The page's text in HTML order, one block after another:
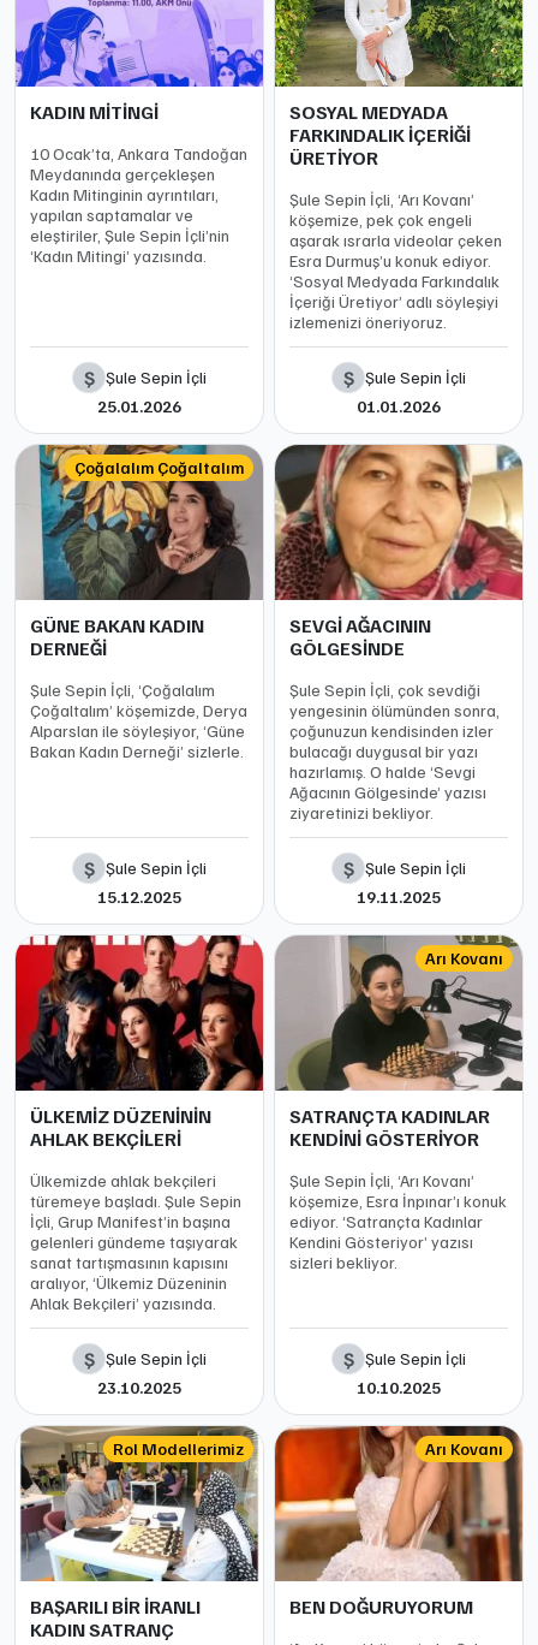
KADIN MİTİNGİ
10 Ocak’ta, Ankara Tandoğan
Meydanında gerçekleşen
Kadın Mitinginin ayrıntıları,
yapılan saptamalar ve
eleştiriler, Şule Sepin İçli’nin
‘Kadın Mitingi’ yazısında.
Ş Şule Sepin İçli
25.01.2026
SOSYAL MEDYADA
FARKINDALIK İÇERİĞİ
ÜRETİYOR
Şule Sepin İçli, ‘Arı Kovanı’
köşemize, pek çok engeli
aşarak ısrarla videolar çeken
Esra Durmuş’u konuk ediyor.
‘Sosyal Medyada Farkındalık
İçeriği Üretiyor’ adlı söyleşiyi
izlemenizi öneriyoruz.
Ş Şule Sepin İçli
01.01.2026
Çoğalalım Çoğaltalım
GÜNE BAKAN KADIN
DERNEĞİ
Şule Sepin İçli, ‘Çoğalalım
Çoğaltalım’ köşemizde, Derya
Alparslan ile söyleşiyor, ‘Güne
Bakan Kadın Derneği’ sizlerle.
Ş Şule Sepin İçli
15.12.2025
SEVGİ AĞACININ
GÖLGESİNDE
Şule Sepin İçli, çok sevdiği
yengesinin ölümünden sonra,
çoğunuzun kendisinden izler
bulacağı duygusal bir yazı
hazırlamış. O halde ‘Sevgi
Ağacının Gölgesinde’ yazısı
ziyaretinizi bekliyor.
Ş Şule Sepin İçli
19.11.2025
ÜLKEMİZ DÜZENİNİN
AHLAK BEKÇİLERİ
Ülkemizde ahlak bekçileri
türemeye başladı. Şule Sepin
İçli, Grup Manifest’in başına
gelenleri gündeme taşıyarak
sanat tartışmasının kapısını
aralıyor, ‘Ülkemiz Düzeninin
Ahlak Bekçileri’ yazısında.
Ş Şule Sepin İçli
23.10.2025
Arı Kovanı
SATRANÇTA KADINLAR
KENDİNİ GÖSTERİYOR
Şule Sepin İçli, ‘Arı Kovanı’
köşemize, Esra İnpınar’ı konuk
ediyor. ‘Satrançta Kadınlar
Kendini Gösteriyor’ yazısı
sizleri bekliyor.
Ş Şule Sepin İçli
10.10.2025
Rol Modellerimiz
BAŞARILI BİR İRANLI
KADIN SATRANÇ
Arı Kovanı
BEN DOĞURUYORUM